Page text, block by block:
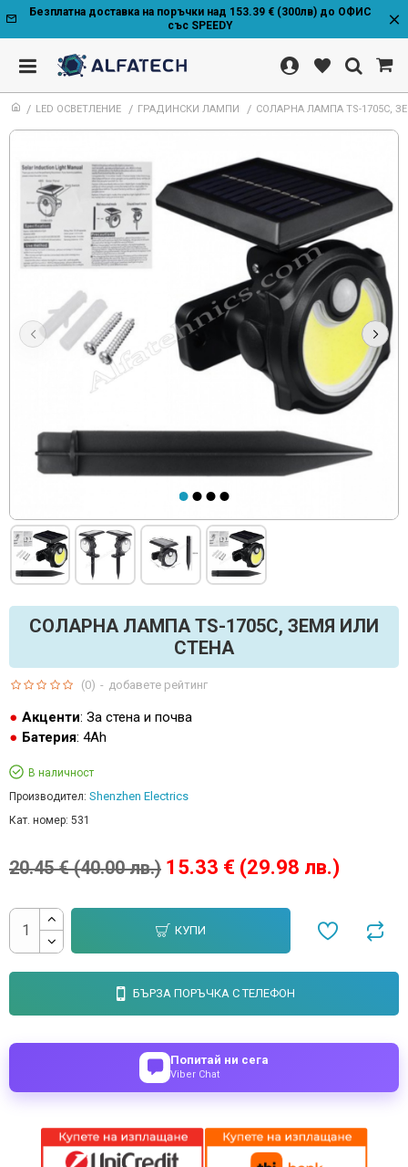
Безплатна доставка на поръчки над 153.39 € (300лв) до ОФИС
със SPEEDY
LED ОСВЕТЛЕНИЕ ГРАДИНСКИ ЛАМПИ СОЛАРНА ЛАМПА TS-1705C,
СОЛАРНА ЛАМПА TS-1705C, ЗЕМЯ ИЛИ
СТЕНА
Акценти: За стена и почва
Батерия: 4Ah
В наличност
Производител: Shenzhen Electrics
Кат. номер: 531
(0) - добавете рейтинг
15.33 € (29.98 лв.)
20.45 € (40.00 лв.)
КУПИ
БЪРЗА ПОРЪЧКА С ТЕЛЕФОН
Попитай ни сега
Viber Chat